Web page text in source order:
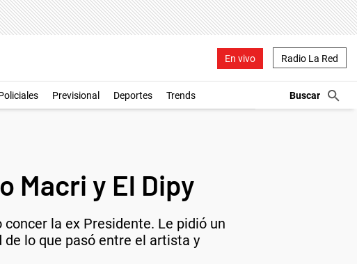
En vivo Radio La Red
Previsional Deportes Trends
Macri y El Dipy
la ex Presidente. Le pidió un
lo que pasó entre el artista y